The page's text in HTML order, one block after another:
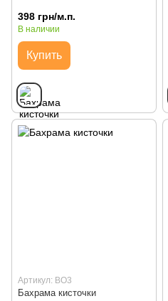
398 грн/м.п.
В наличии
Купить
Артикул: BO3
Бахрама кисточки